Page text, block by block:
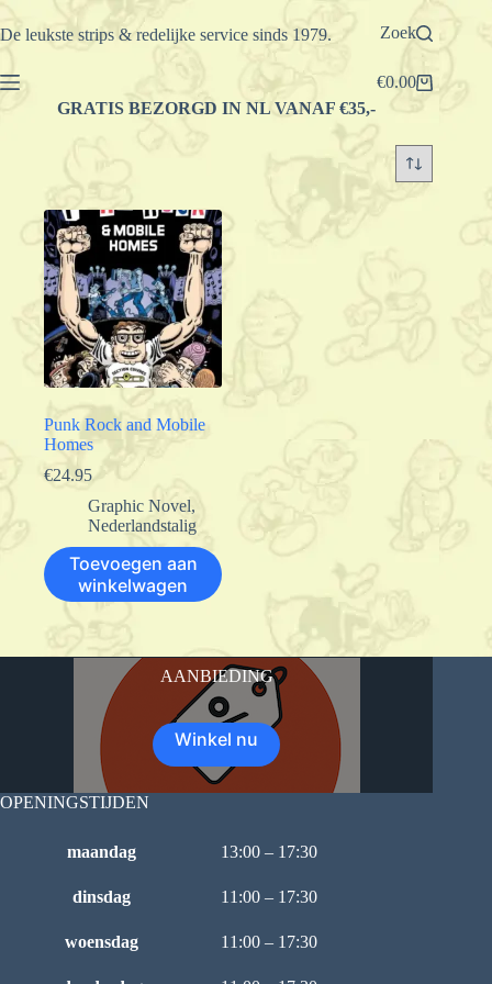
Ga
naar
De leukste strips & redelijke service sinds 1979. Zoek
Winkelwagen
€0.00
GRATIS BEZORGD IN NL VANAF €35,-
Punk Rock and Mobile
Homes
€24.95
Graphic Novel,
Nederlandstalig
Toevoegen aan
winkelwagen
AANBIEDING
Winkel nu
OPENINGSTIJDEN
maandag 13:00 – 17:30
dinsdag 11:00 – 17:30
woensdag 11:00 – 17:30